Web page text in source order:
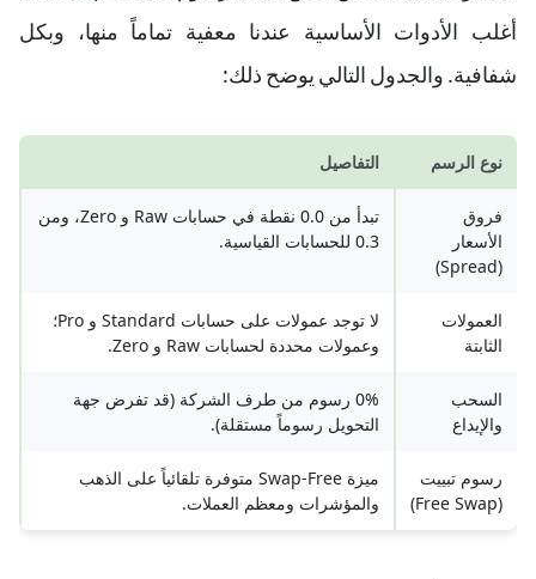
أغلب الأدوات الأساسية عندنا معفية تماماً منها، وبكل
شفافية. والجدول التالي يوضح ذلك:
نوع الرسم التفاصيل
فروق
الأسعار
(Spread)
تبدأ من 0.0 نقطة في حسابات Raw و Zero، ومن
0.3 للحسابات القياسية.
العمولات
الثابتة
لا توجد عمولات على حسابات Standard و Pro؛
وعمولات محددة لحسابات Raw و Zero.
السحب
والإيداع
0% رسوم من طرف الشركة (قد تفرض جهة
التحويل رسوماً مستقلة).
رسوم تبييت
(Free Swap)
ميزة Swap-Free متوفرة تلقائياً على الذهب
والمؤشرات ومعظم العملات.